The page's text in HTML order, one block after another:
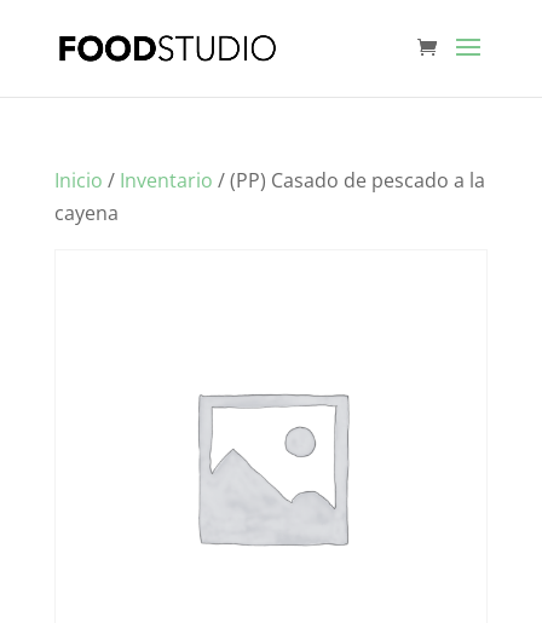
Inicio / Inventario / (PP) Casado de pescado a la
cayena